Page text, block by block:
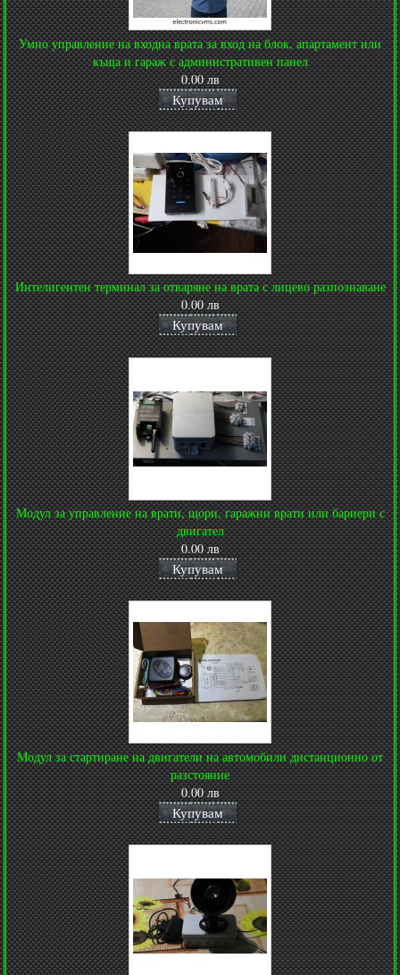
Умно управление на входна врата за вход на блок, апартамент или
къща и гараж с административен панел
0.00 лв
Купувам
Интелигентен терминал за отваряне на врата с лицево разпознаване
0.00 лв
Купувам
Модул за управление на врати, щори, гаражни врати или бариери с
двигател
0.00 лв
Купувам
Модул за стартиране на двигатели на автомобили дистанционно от
разстояние
0.00 лв
Купувам